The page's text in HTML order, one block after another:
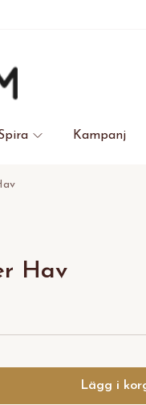
Kampanj
Hav
Lägg i